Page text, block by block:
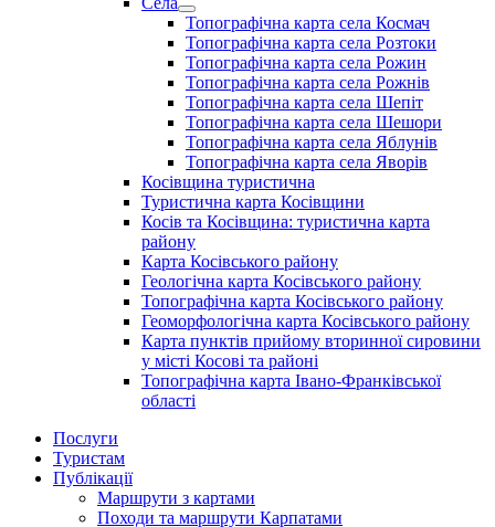
sub
menu
Show
sub
menu
Топографічна карта села Космач
Топографічна карта села Розтоки
Топографічна карта села Рожин
Топографічна карта села Рожнів
Топографічна карта села Шепіт
Топографічна карта села Шешори
Топографічна карта села Яблунів
Топографічна карта села Яворів
Косівщина туристична
Туристична карта Косівщини
Косів та Косівщина: туристична карта
району
Карта Косівського району
Геологічна карта Косівського району
Топографічна карта Косівського району
Геоморфологічна карта Косівського району
Карта пунктів прийому вторинної сировини
у місті Косові та районі
Топографічна карта Івано-Франківської
області
Послуги
Туристам
Публікації
Маршрути з картами
Походи та маршрути Карпатами